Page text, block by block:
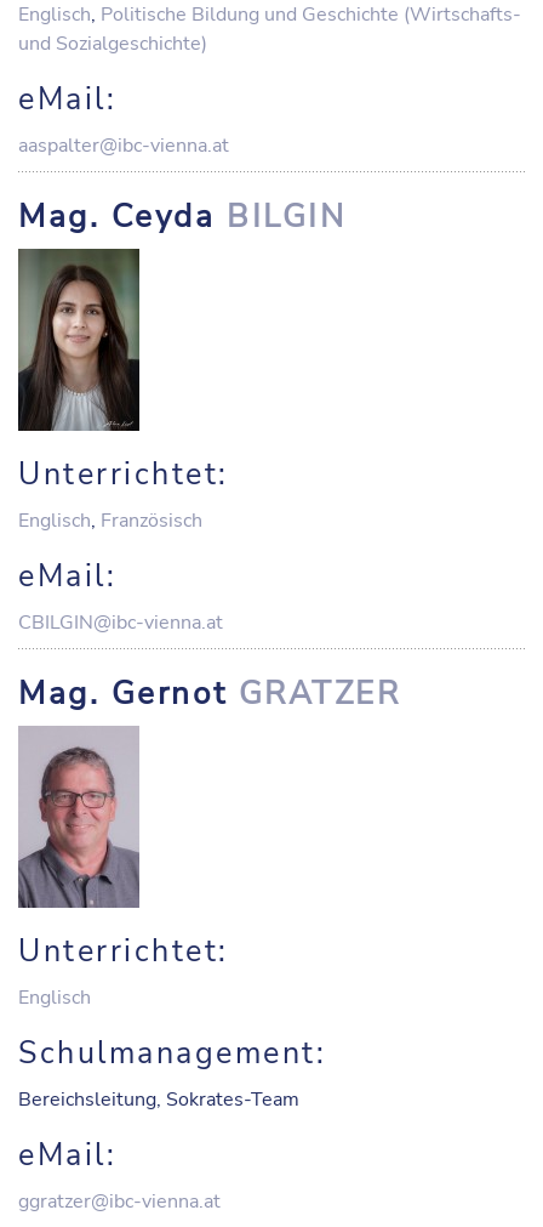
Englisch, Politische Bildung und Geschichte (Wirtschafts-
und Sozialgeschichte)
eMail:
aaspalter@ibc-vienna.at
Mag. Ceyda BILGIN
Unterrichtet:
Englisch, Französisch
eMail:
CBILGIN@ibc-vienna.at
Mag. Gernot GRATZER
Unterrichtet:
Englisch
Schulmanagement:
Bereichsleitung, Sokrates-Team
eMail:
ggratzer@ibc-vienna.at